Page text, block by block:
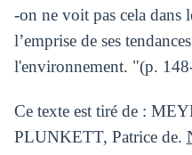
-on ne voit pas cela dans
l’emprise de ses
l'environnement. "(p.
Ce texte est tiré de :
PLUNKETT, Patrice de.